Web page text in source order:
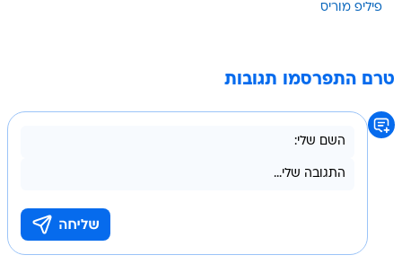
פיליפ מוריס
טרם התפרסמו תגובות